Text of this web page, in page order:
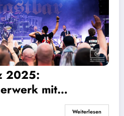
2025:
mit
Weiterlesen